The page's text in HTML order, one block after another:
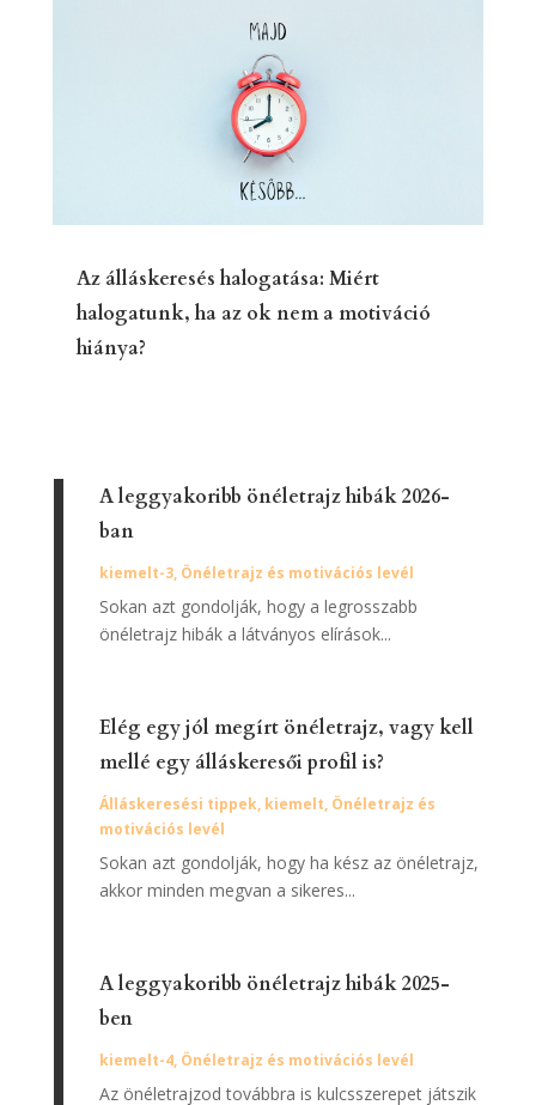
Az álláskeresés halogatása: Miért
halogatunk, ha az ok nem a motiváció
hiánya?
A leggyakoribb önéletrajz hibák 2026-
ban
kiemelt-3, Önéletrajz és motivációs levél
Sokan azt gondolják, hogy a legrosszabb
önéletrajz hibák a látványos elírások...
Elég egy jól megírt önéletrajz, vagy kell
mellé egy álláskeresői profil is?
Álláskeresési tippek, kiemelt, Önéletrajz és
motivációs levél
Sokan azt gondolják, hogy ha kész az önéletrajz,
akkor minden megvan a sikeres...
A leggyakoribb önéletrajz hibák 2025-
ben
kiemelt-4, Önéletrajz és motivációs levél
Az önéletrajzod továbbra is kulcsszerepet játszik